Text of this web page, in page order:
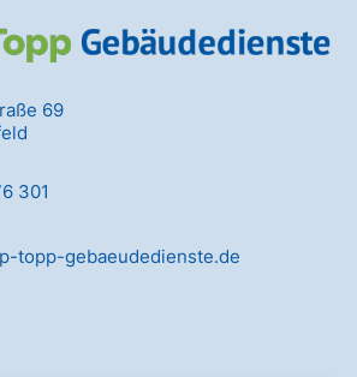
69
301
topp-gebaeudedienste.de